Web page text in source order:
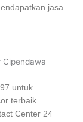
jasa
Cipendawa
untuk
terbaik
Center 24